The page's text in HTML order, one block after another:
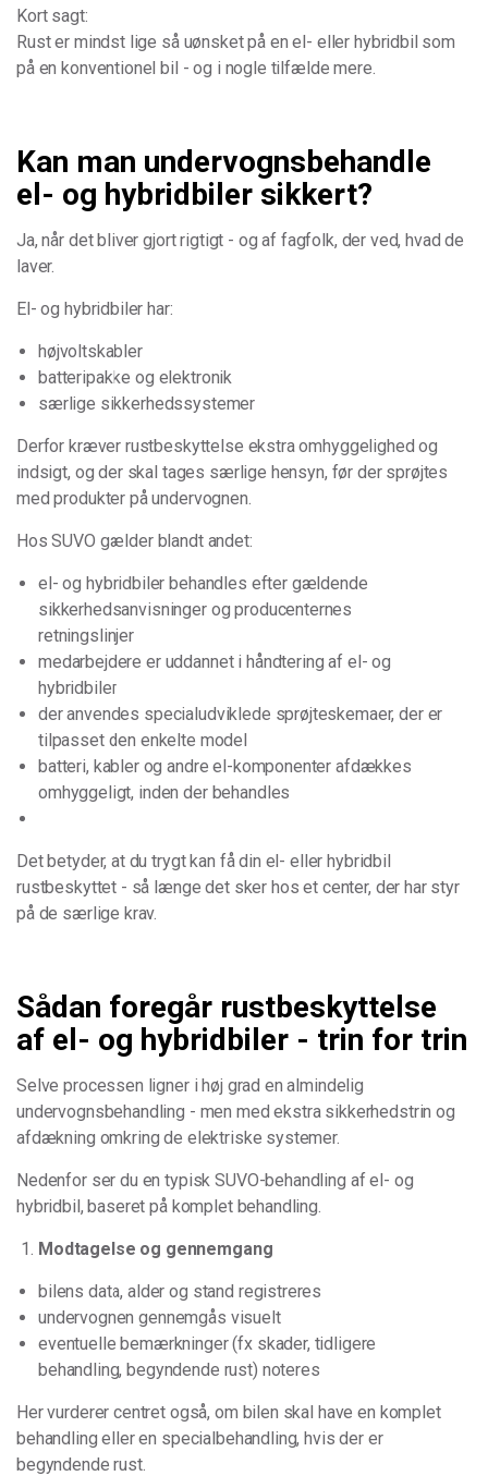
Kort sagt:
Rust er mindst lige så uønsket på en el- eller hybridbil som
på en konventionel bil - og i nogle tilfælde mere.
Kan man undervognsbehandle
el- og hybridbiler sikkert?
Ja, når det bliver gjort rigtigt - og af fagfolk, der ved, hvad de
laver.
El- og hybridbiler har:
højvoltskabler
batteripakke og elektronik
særlige sikkerhedssystemer
Derfor kræver rustbeskyttelse ekstra omhyggelighed og
indsigt, og der skal tages særlige hensyn, før der sprøjtes
med produkter på undervognen.
Hos SUVO gælder blandt andet:
el- og hybridbiler behandles efter gældende
sikkerhedsanvisninger og producenternes
retningslinjer
medarbejdere er uddannet i håndtering af el- og
hybridbiler
der anvendes specialudviklede sprøjteskemaer, der er
tilpasset den enkelte model
batteri, kabler og andre el-komponenter afdækkes
omhyggeligt, inden der behandles
Det betyder, at du trygt kan få din el- eller hybridbil
rustbeskyttet - så længe det sker hos et center, der har styr
på de særlige krav.
Sådan foregår rustbeskyttelse
af el- og hybridbiler - trin for trin
Selve processen ligner i høj grad en almindelig
undervognsbehandling - men med ekstra sikkerhedstrin og
afdækning omkring de elektriske systemer.
Nedenfor ser du en typisk SUVO-behandling af el- og
hybridbil, baseret på komplet behandling.
Modtagelse og gennemgang
bilens data, alder og stand registreres
undervognen gennemgås visuelt
eventuelle bemærkninger (fx skader, tidligere
behandling, begyndende rust) noteres
Her vurderer centret også, om bilen skal have en komplet
behandling eller en specialbehandling, hvis der er
begyndende rust.